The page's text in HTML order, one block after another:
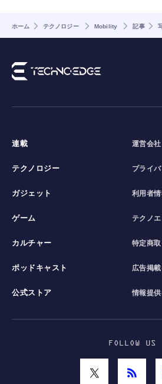
ホーム テクノロジー Mobility 記事
連載
テクノロジー
ガジェット
ゲーム
カルチャー
ポッドキャスト
公式ストア
運営会社
プライ
利用者
テクノ
特定商
広告掲
情報提
FOLLOW US